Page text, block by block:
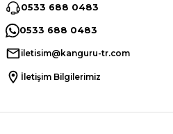
0533 688 0483
0533 688 0483
iletisim@kanguru-tr.com
İletişim Bilgilerimiz